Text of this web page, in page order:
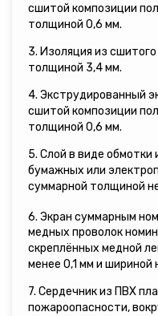
сшитой композиции
толщиной 0,6 мм.
3. Изоляция из
толщиной 3,4 мм.
4. Экструдированный
сшитой композиции
толщиной 0,6 мм.
5. Слой в виде
бумажных или
суммарной толщиной
6. Экран суммарным
медных проволок
скреплённых медной
менее 0,1 мм и шириной
7. Сердечник из ПВХ
пожароопасности,